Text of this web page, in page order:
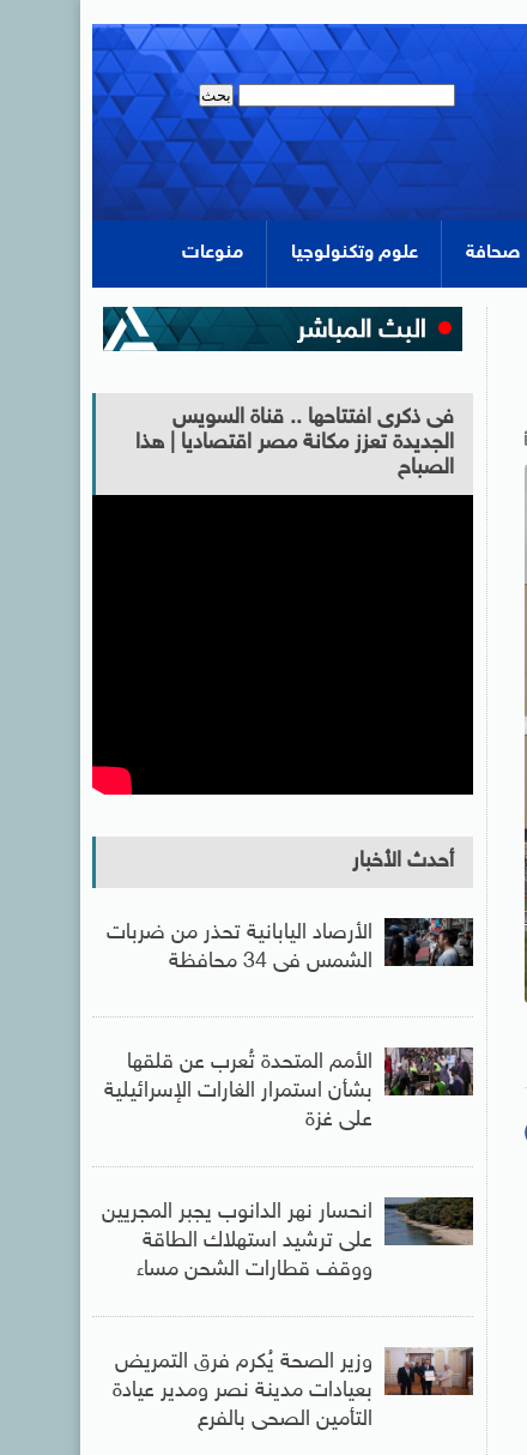
صحافة علوم وتكنولوجيا منوعات
فى ذكرى افتتاحها .. قناة السويس
الجديدة تعزز مكانة مصر اقتصاديا | هذا
الصباح
أحدث الأخبار
الأرصاد اليابانية تحذر من ضربات
الشمس فى 34 محافظة
الأمم المتحدة تُعرب عن قلقها
بشأن استمرار الغارات الإسرائيلية
على غزة
انحسار نهر الدانوب يجبر المجريين
على ترشيد استهلاك الطاقة
ووقف قطارات الشحن مساء
وزير الصحة يُكرم فرق التمريض
بعيادات مدينة نصر ومدير عيادة
التأمين الصحى بالفرع